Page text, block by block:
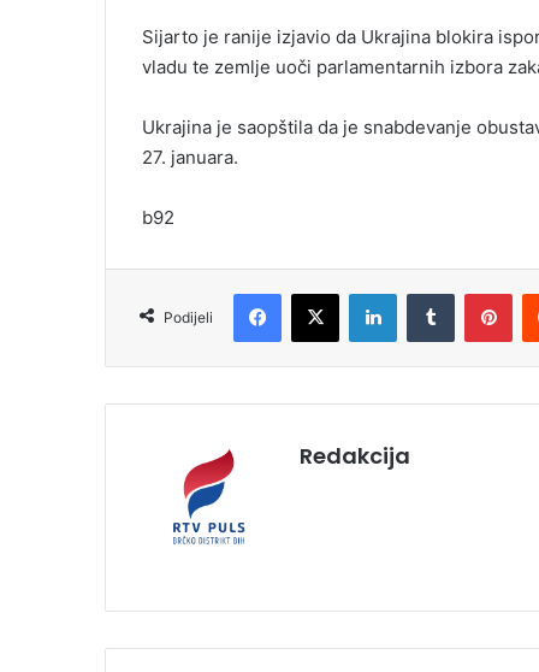
Sijarto je ranije izjavio da Ukrajina blokira
vladu te zemlje uoči parlamentarnih izbora
Ukrajina je saopštila da je snabdevanje
27. januara.
b92
Podijeli
Redakcija